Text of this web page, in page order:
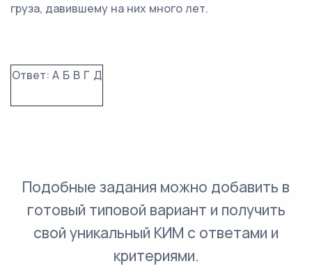
груза, давившему на них много лет.
Ответ: А Б В Г Д
Подобные задания можно добавить в
готовый типовой вариант и получить
свой уникальный КИМ с ответами и
критериями.